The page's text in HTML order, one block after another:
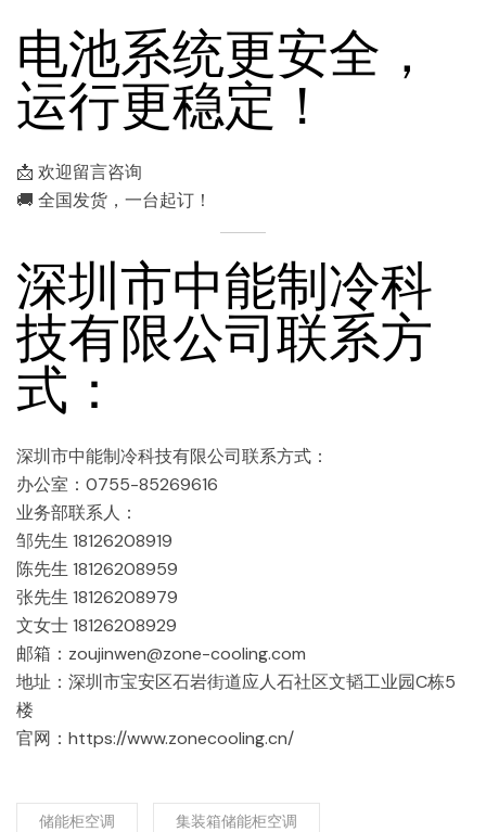
电池系统更安全，
运行更稳定！
📩 欢迎留言咨询
🚚 全国发货，一台起订！
深圳市中能制冷科
技有限公司联系方
式：
深圳市中能制冷科技有限公司联系方式：
办公室：0755-85269616
业务部联系人：
邹先生 18126208919
陈先生 18126208959
张先生 18126208979
文女士 18126208929
邮箱：zoujinwen@zone-cooling.com
地址：深圳市宝安区石岩街道应人石社区文韬工业园C栋5
楼
官网：https://www.zonecooling.cn/
储能柜空调 集装箱储能柜空调